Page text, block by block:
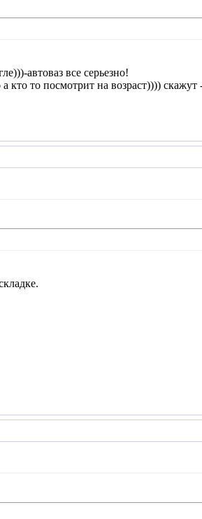
автоваз все серьезно!
кто то посмотрит на возраст))))